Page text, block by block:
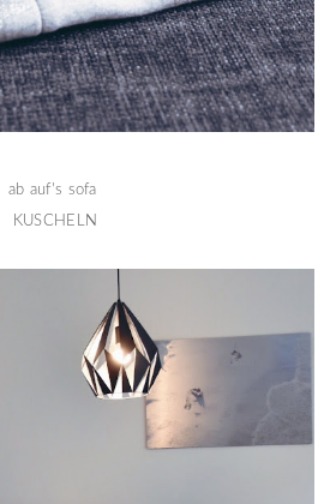
ab auf's sofa
KUSCHELN